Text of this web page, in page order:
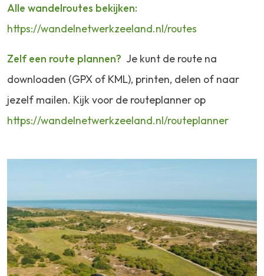
Alle wandelroutes bekijken:
https://wandelnetwerkzeeland.nl/routes
Zelf een route plannen? Je kunt de route na
downloaden (GPX of KML), printen, delen of naar
jezelf mailen. Kijk voor de routeplanner op
https://wandelnetwerkzeeland.nl/routeplanner